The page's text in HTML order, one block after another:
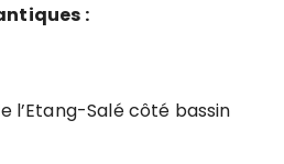
:
l’Etang-Salé côté bassin